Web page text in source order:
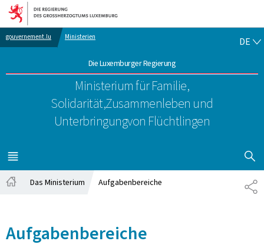
Zur Hauptnavigation
Zum Inhalt
gouvernement.lu Ministerien
Die Luxemburger Regierung
Ministerium für Familie,
Solidarität,Zusammenleben und
Unterbringungvon Flüchtlingen
DE
MENÜ
HAUPT-
Das Ministerium Aufgabenbereiche
Aufgabenbereiche